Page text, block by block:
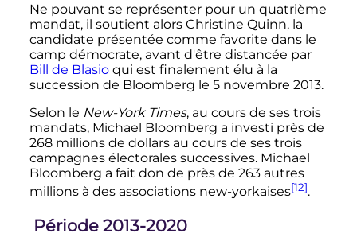
Ne pouvant se représenter pour un quatrième
mandat, il soutient alors Christine Quinn, la
candidate présentée comme favorite dans le
camp démocrate, avant d'être distancée par
Bill de Blasioqui est finalement élu à la
succession de Bloomberg le 5 novembre 2013.
Selon le New-York Times, au cours de ses trois
mandats, Michael Bloomberg a investi près de
268 millions de dollars au cours de ses trois
campagnes électorales successives. Michael
Bloomberg a fait don de près de 263 autres
millions à des associations new-yorkaises[12].
Période 2013-2020